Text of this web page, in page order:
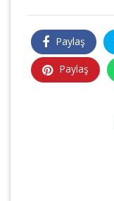
Paylaş
Paylaş